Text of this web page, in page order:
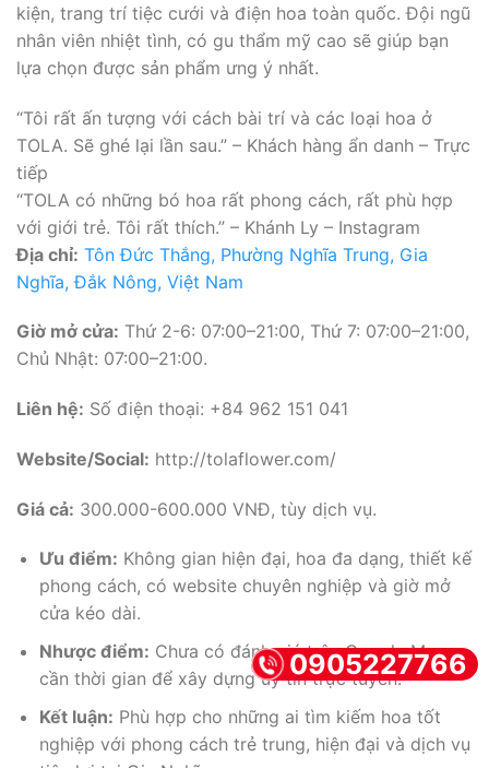
kiện, trang trí tiệc cưới và điện hoa toàn quốc. Đội ngũ
nhân viên nhiệt tình, có gu thẩm mỹ cao sẽ giúp bạn
lựa chọn được sản phẩm ưng ý nhất.
“Tôi rất ấn tượng với cách bài trí và các loại hoa ở
TOLA. Sẽ ghé lại lần sau.” – Khách hàng ẩn danh – Trực
tiếp
“TOLA có những bó hoa rất phong cách, rất phù hợp
với giới trẻ. Tôi rất thích.” – Khánh Ly – Instagram
Địa chỉ: Tôn Đức Thắng, Phường Nghĩa Trung, Gia
Nghĩa, Đắk Nông, Việt Nam
Giờ mở cửa: Thứ 2-6: 07:00–21:00, Thứ 7: 07:00–21:00,
Chủ Nhật: 07:00–21:00.
Liên hệ: Số điện thoại: +84 962 151 041
Website/Social: http://tolaflower.com/
Giá cả: 300.000-600.000 VNĐ, tùy dịch vụ.
Ưu điểm: Không gian hiện đại, hoa đa dạng, thiết kế
phong cách, có website chuyên nghiệp và giờ mở
cửa kéo dài.
Nhược điểm: Chưa có đánh giá trên Google Maps,
cần thời gian để xây dựng uy tín trực tuyến.
Kết luận: Phù hợp cho những ai tìm kiếm hoa tốt
nghiệp với phong cách trẻ trung, hiện đại và dịch vụ
0905227766